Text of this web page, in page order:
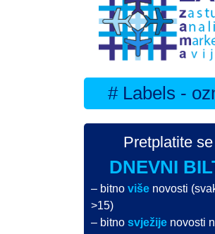
# Labels -
Pretplatite
DNEVNI
– bitnoviše novosti
>15)
– bitnosvježije novosti